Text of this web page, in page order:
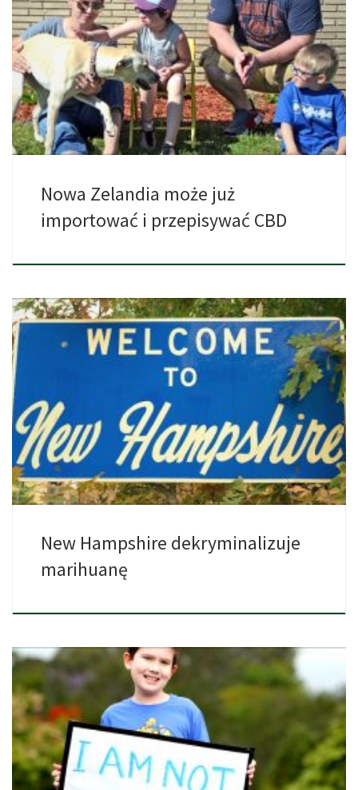
Lekarze w Nowej Zelandii mogą już importować i przepisywać
niepsychoaktywną […]
Nowa Zelandia może już
importować i przepisywać CBD
New Hampshire stało się 22 stanem, który zdekryminalizował
marihuanę, a […]
New Hampshire dekryminalizuje
marihuanę
Malta proponuje rozszerzenie prawa medycznej marihuany z
możliwością legalizacji rekreacyjnej […]